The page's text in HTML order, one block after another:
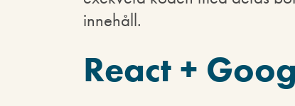
innehåll.
React +